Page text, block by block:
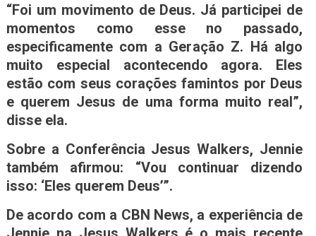
“Foi um movimento de Deus. Já participei de
momentos como esse no passado,
especificamente com a Geração Z. Há algo
muito especial acontecendo agora. Eles
estão com seus corações famintos por Deus
e querem Jesus de uma forma muito real”,
disse ela.
Sobre a Conferência Jesus Walkers, Jennie
também afirmou: “Vou continuar dizendo
isso: ‘Eles querem Deus’”.
De acordo com a CBN News, a experiência de